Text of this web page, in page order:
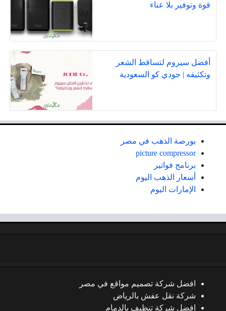
قوة وتوفير بلا عناء
أفضل سيروم لتساقط الشعر
وتكثيفه | جودي كو السعودية
بورصة الذهب في مصر
picture compressor
برنامج فواتير
أسعار الذهب اليوم
الإمارات اليوم
افضل شركة تصميم مواقع في مصر
شركة نقل عفش بالرياض
افضل شركة تنظيف بالدمام